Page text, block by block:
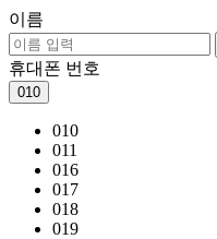
이름
휴대폰 번호
010
010
011
016
017
018
019